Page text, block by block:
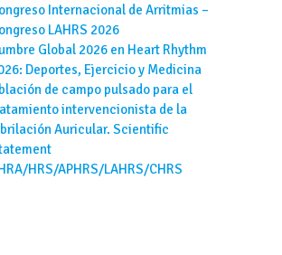
Internacional de Arritmias –
LAHRS 2026
Global 2026 en Heart Rhythm
Deportes, Ejercicio y Medicina
de campo pulsado para el
intervencionista de la
Auricular. Scientific
HRS/APHRS/LAHRS/CHRS